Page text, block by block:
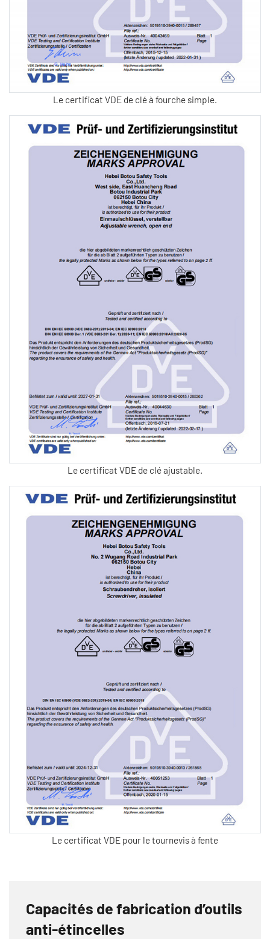
Le certificat VDE de clé à fourche simple.
Le certificat VDE de clé ajustable.
Le certificat VDE pour le tournevis à fente
Capacités de fabrication d’outils
anti-étincelles